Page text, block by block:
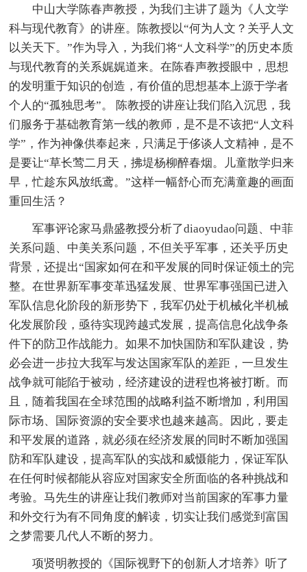
中山大学陈春声教授，为我们主讲了题为《人文学
科与现代教育》的讲座。陈教授以“何为人文？关乎人文
以关天下。”作为导入，为我们将“人文科学”的历史本质
与现代教育的关系娓娓道来。在陈春声教授眼中，思想
的发明重于知识的创造，有价值的思想基本上源于学者
个人的“孤独思考”。 陈教授的讲座让我们陷入沉思，我
们服务于基础教育第一线的教师，是不是不该把“人文科
学”，作为神像供奉起来，只满足于侈谈人文精神，是不
是要让“草长莺二月天，拂堤杨柳醉春烟。儿童散学归来
早，忙趁东风放纸鸢。”这样一幅舒心而充满童趣的画面
重回生活？
军事评论家马鼎盛教授分析了diaoyudao问题、中菲
关系问题、中美关系问题，不但关乎军事，还关乎历史
背景，还提出“国家如何在和平发展的同时保证领土的完
整。在世界新军事变革迅猛发展、世界军事强国已进入
军队信息化阶段的新形势下，我军仍处于机械化半机械
化发展阶段，亟待实现跨越式发展，提高信息化战争条
件下的防卫作战能力。如果不加快国防和军队建设，势
必会进一步拉大我军与发达国家军队的差距，一旦发生
战争就可能陷于被动，经济建设的进程也将被打断。而
且，随着我国在全球范围的战略利益不断增加，利用国
际市场、国际资源的安全要求也越来越高。因此，要走
和平发展的道路，就必须在经济发展的同时不断加强国
防和军队建设，提高军队的实战和威慑能力，保证军队
在任何时候都能从容应对国家安全所面临的各种挑战和
考验。马先生的讲座让我们教师对当前国家的军事力量
和外交行为有不同角度的解读，切实让我们感觉到富国
之梦需要几代人不断的努力。
项贤明教授的《国际视野下的创新人才培养》听了